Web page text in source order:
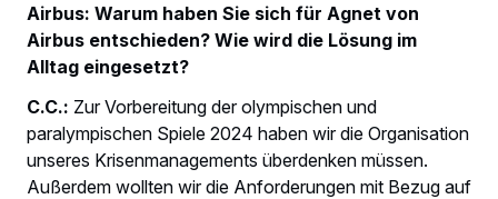
Airbus: Warum haben Sie sich für Agnet von
Airbus entschieden? Wie wird die Lösung im
Alltag eingesetzt?
C.C.: Zur Vorbereitung der olympischen und
paralympischen Spiele 2024 haben wir die Organisation
unseres Krisenmanagements überdenken müssen.
Außerdem wollten wir die Anforderungen mit Bezug auf